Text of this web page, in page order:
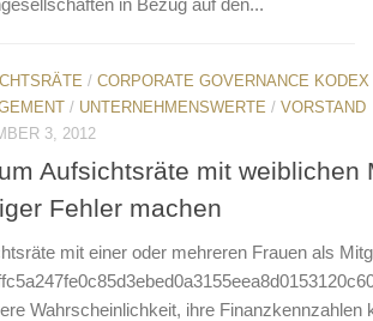
/ CORPORATE GOVERNANCE KODEX
/ UNTERNEHMENSWERTE / VORSTAND
3, 2012
Aufsichtsräte mit weiblichen
Fehler machen
mit einer oder mehreren Frauen als
Wahrscheinlichkeit, ihre Finanzkennzahlen